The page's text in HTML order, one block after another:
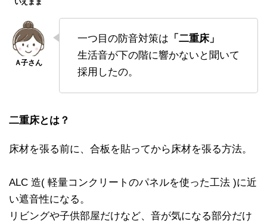
一つ目の防音対策は 「二重床」
生活音が下の階に響かないと聞いて
採用したの。
二重床とは？
床材を張る前に、合板を貼ってから床材を張る方法。
ALC 造( 軽量コンクリートのパネルを使った工法 )に近
い遮音性になる。
リビングや子供部屋だけなど、音が気になる部分だけ